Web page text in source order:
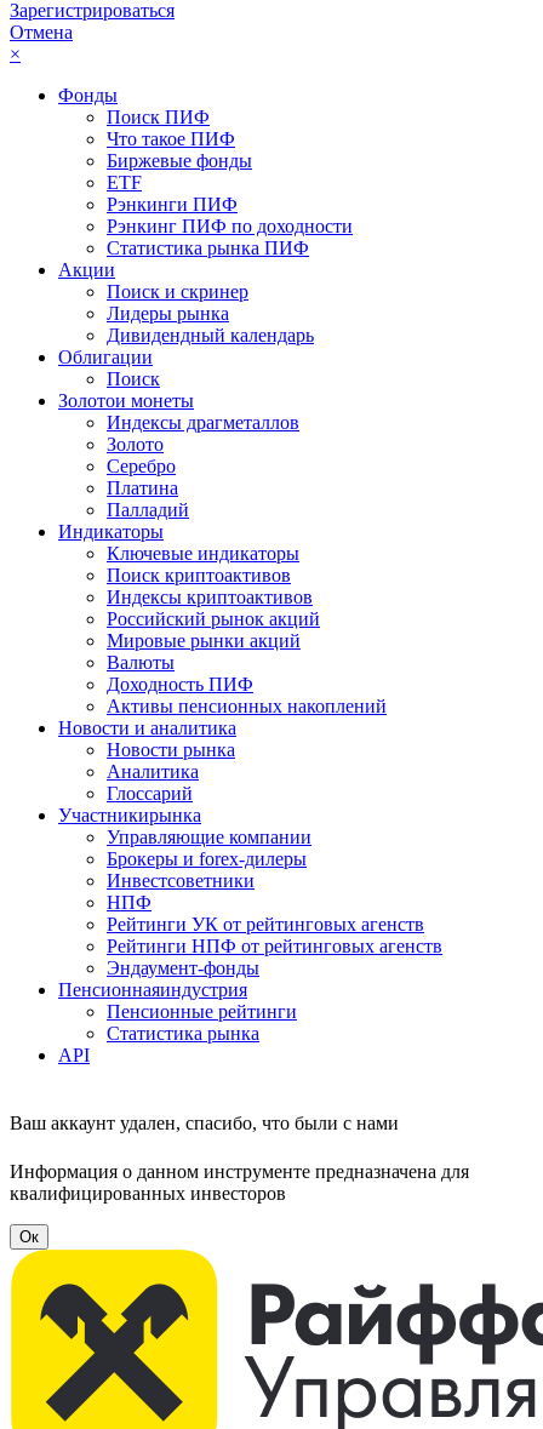
Зарегистрироваться
Отмена
×
Фонды
Поиск ПИФ
Что такое ПИФ
Биржевые фонды
ETF
Рэнкинги ПИФ
Рэнкинг ПИФ по доходности
Статистика рынка ПИФ
Акции
Поиск и скринер
Лидеры рынка
Дивидендный календарь
Облигации
Поиск
Золотои монеты
Индексы драгметаллов
Золото
Серебро
Платина
Палладий
Индикаторы
Ключевые индикаторы
Поиск криптоактивов
Индексы криптоактивов
Российский рынок акций
Мировые рынки акций
Валюты
Доходность ПИФ
Активы пенсионных накоплений
Новости и аналитика
Новости рынка
Аналитика
Глоссарий
Участникирынка
Управляющие компании
Брокеры и forex-дилеры
Инвестсоветники
НПФ
Рейтинги УК от рейтинговых агенств
Рейтинги НПФ от рейтинговых агенств
Эндаумент-фонды
Пенсионнаяиндустрия
Пенсионные рейтинги
Статистика рынка
API
Ваш аккаунт удален, спасибо, что были с нами
Информация о данном инструменте предназначена для
квалифицированных инвесторов
Ок